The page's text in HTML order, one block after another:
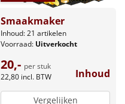
Smaakmaker
Inhoud: 21 artikelen
Voorraad: Uitverkocht
20,- per stuk
22,80 incl. BTW Inhoud
Vergelijken